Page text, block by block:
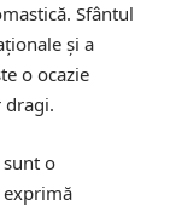
Sfântul
și a
o ocazie
dragi.
o